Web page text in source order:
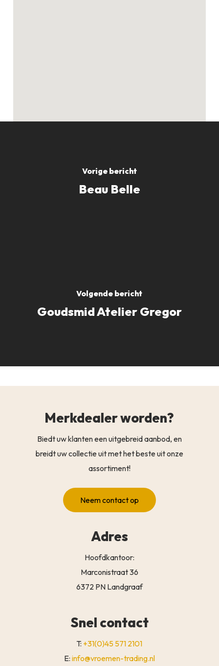
Vorige bericht
Beau Belle
Volgende bericht
Goudsmid Atelier Gregor
Merkdealer worden?
Biedt uw klanten een uitgebreid aanbod, en
breidt uw collectie uit met het beste uit onze
assortiment!
Neem contact op
Adres
Hoofdkantoor:
Marconistraat 36
6372 PN Landgraaf
Snel contact
T: +31(0)45 571 2101
E: info@vroemen-trading.nl